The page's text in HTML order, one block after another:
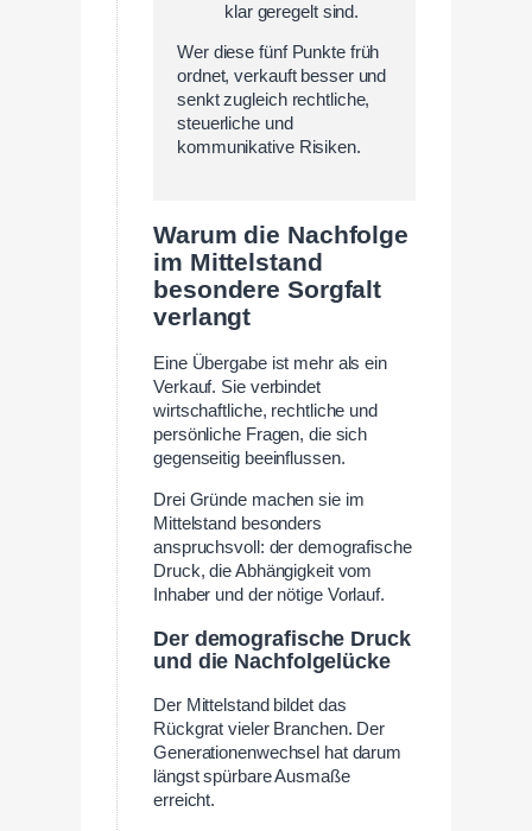
klar geregelt sind.
Wer diese fünf Punkte früh
ordnet, verkauft besser und
senkt zugleich rechtliche,
steuerliche und
kommunikative Risiken.
Warum die Nachfolge
im Mittelstand
besondere Sorgfalt
verlangt
Eine Übergabe ist mehr als ein
Verkauf. Sie verbindet
wirtschaftliche, rechtliche und
persönliche Fragen, die sich
gegenseitig beeinflussen.
Drei Gründe machen sie im
Mittelstand besonders
anspruchsvoll: der demografische
Druck, die Abhängigkeit vom
Inhaber und der nötige Vorlauf.
Der demografische Druck
und die Nachfolgelücke
Der Mittelstand bildet das
Rückgrat vieler Branchen. Der
Generationenwechsel hat darum
längst spürbare Ausmaße
erreicht.